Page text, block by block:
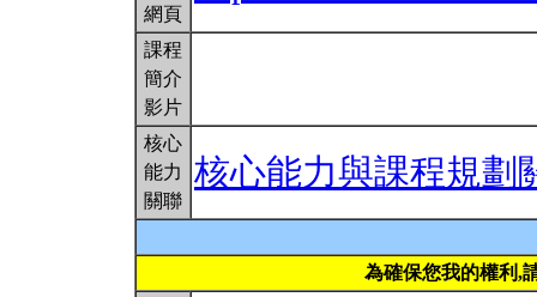
網頁
課程
簡介
影片
核心
能力
關聯
核心能力與課程規劃
為確保您我的權利,